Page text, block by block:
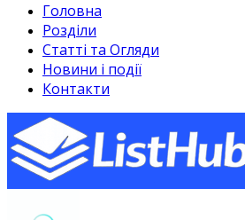
Головна
Розділи
Статті та Огляди
Новини і події
Контакти